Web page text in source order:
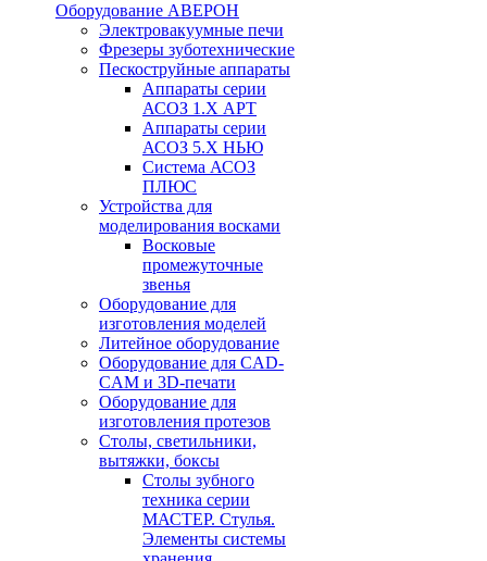
Оборудование АВЕРОН
Электровакуумные печи
Фрезеры зуботехнические
Пескоструйные аппараты
Аппараты серии
АСОЗ 1.Х АРТ
Аппараты серии
АСОЗ 5.Х НЬЮ
Система АСОЗ
ПЛЮС
Устройства для
моделирования восками
Восковые
промежуточные
звенья
Оборудование для
изготовления моделей
Литейное оборудование
Оборудование для CAD-
CAM и 3D-печати
Оборудование для
изготовления протезов
Cтолы, светильники,
вытяжки, боксы
Столы зубного
техника серии
МАСТЕР. Стулья.
Элементы системы